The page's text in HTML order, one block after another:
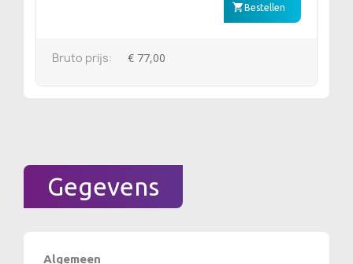
Bestellen
Bruto prijs: € 77,00
Gegevens
Algemeen